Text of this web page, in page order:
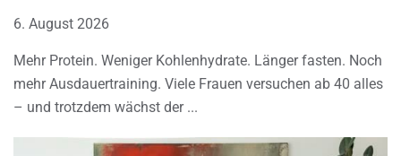
6. August 2026
Mehr Protein. Weniger Kohlenhydrate. Länger fasten. Noch
mehr Ausdauertraining. Viele Frauen versuchen ab 40 alles
– und trotzdem wächst der